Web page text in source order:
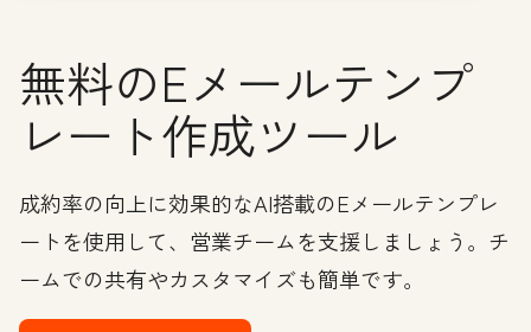
無料のEメールテンプ
レート作成ツール
成約率の向上に効果的なAI搭載のEメールテンプレ
ートを使用して、営業チームを支援しましょう。チ
ームでの共有やカスタマイズも簡単です。